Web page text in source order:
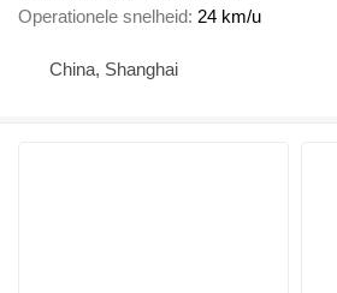
Operationele snelheid 24 km/u
China, Shanghai